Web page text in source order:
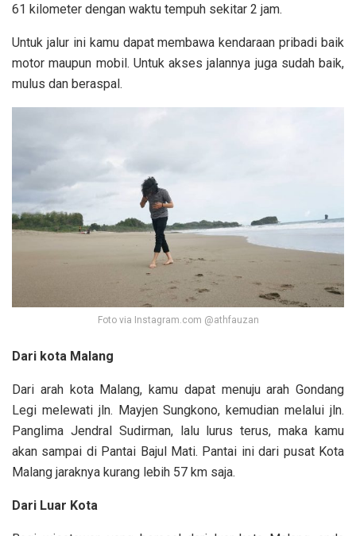
61 kilometer dengan waktu tempuh sekitar 2 jam.
Untuk jalur ini kamu dapat membawa kendaraan pribadi baik
motor maupun mobil. Untuk akses jalannya juga sudah baik,
mulus dan beraspal.
Foto via Instagram.com @athfauzan
Dari kota Malang
Dari arah kota Malang, kamu dapat menuju arah Gondang
Legi melewati jln. Mayjen Sungkono, kemudian melalui jln.
Panglima Jendral Sudirman, lalu lurus terus, maka kamu
akan sampai di Pantai Bajul Mati. Pantai ini dari pusat Kota
Malang jaraknya kurang lebih 57 km saja.
Dari Luar Kota